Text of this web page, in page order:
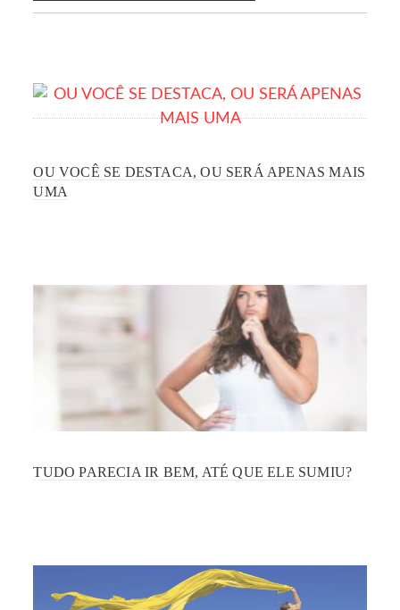
OU VOCÊ SE DESTACA, OU SERÁ APENAS MAIS
UMA
TUDO PARECIA IR BEM, ATÉ QUE ELE SUMIU?